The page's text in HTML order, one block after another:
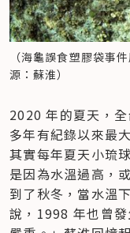
（海龜誤食塑膠袋事
源：蘇淮）
2020 年的夏天，
多年有紀錄以來最
其實每年夏天小琉
是因為水溫過高，
到了秋冬，當水溫
說，1998 年也曾